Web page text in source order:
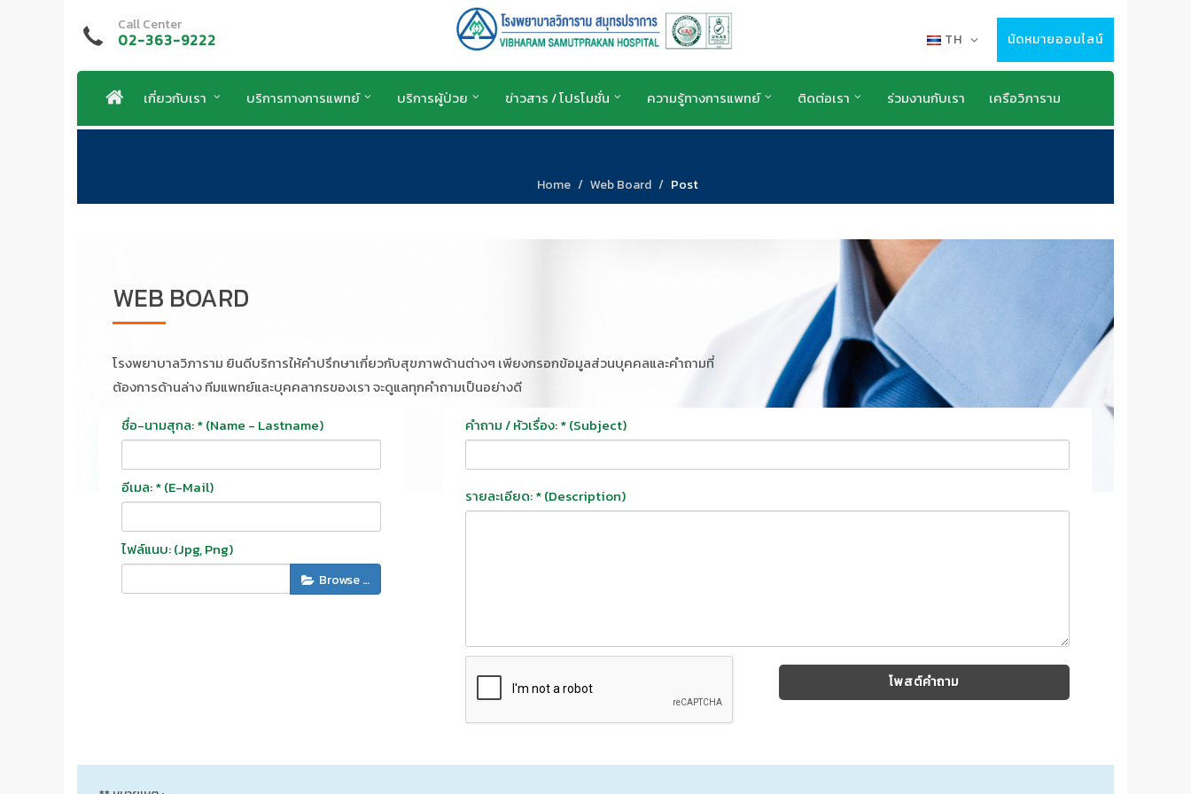
Call Center
02-363-9222 TH นัดหมายออนไลน์
เกี่ยวกับเรา บริการทางการแพทย์ บริการผู้ป่วย ข่าวสาร / โปรโมชั่น ความรู้ทางการแพทย์ ติดต่อเรา ร่วมงานกับเรา เครือวิภาราม
Home Web Board Post
WEB BOARD
โรงพยาบาลวิภาราม ยินดีบริการให้คำปรึกษาเกี่ยวกับสุขภาพด้านต่างๆ เพียงกรอกข้อมูลส่วนบุคคลและคำถามที่
ต้องการด้านล่าง ทีมแพทย์และบุคคลากรของเรา จะดูแลทุกคำถามเป็นอย่างดี
ชื่อ-นามสุกล: * (Name - Lastname)
อีเมล: * (E-Mail)
ไฟล์แนบ: (jpg, Png)
Browse …
คำถาม / หัวเรื่อง: * (Subject)
รายละเอียด: * (Description)
โพสต์คำถาม